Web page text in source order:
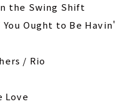
the Swing Shift
Ought to Be Havin'
/ Rio
Love